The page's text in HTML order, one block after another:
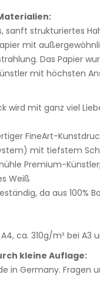
sanft strukturiertes
mit
Das Papier
mit höchsten
wird mit ganz viel
FineArt-
mit tiefstem
Premium-
Weiß
da aus 100%
ca. 310g/m² bei A3
kleine Auflage:
in Germany. Fragen